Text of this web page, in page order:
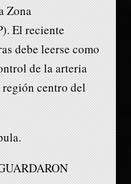
Zona
El reciente
debe leerse como
de la arteria
centro del